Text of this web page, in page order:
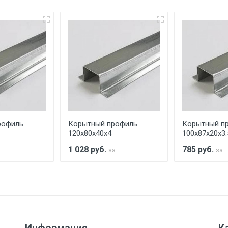
Центральный проезд 27. Погрузка производится
в размере, установленном поставщиком.
обязан обеспечить подъезные пути для
индивидуально.
Корытный профиль
120х80х40х4
1 028 руб. за
Корытный
785 руб. за